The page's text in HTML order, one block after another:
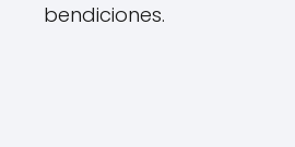
bendiciones.